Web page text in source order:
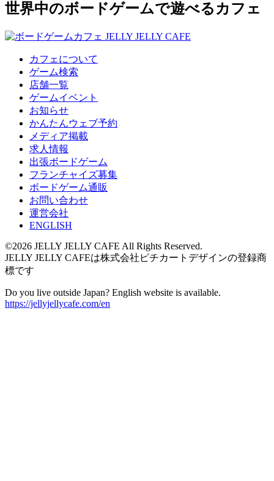
世界中のボードゲームで遊べるカフェ
カフェについて
ゲーム検索
店舗一覧
ゲームイベント
お知らせ
かんたんウェブ予約
メディア掲載
求人情報
出張ボードゲーム
フランチャイズ募集
ボードゲーム通販
お問い合わせ
運営会社
ENGLISH
©2026 JELLY JELLY CAFE All Rights Reserved.
JELLY JELLY CAFEは株式会社ピチカートデザインの登録商
標です
Do you live outside Japan? English website is available.
https://jellyjellycafe.com/en